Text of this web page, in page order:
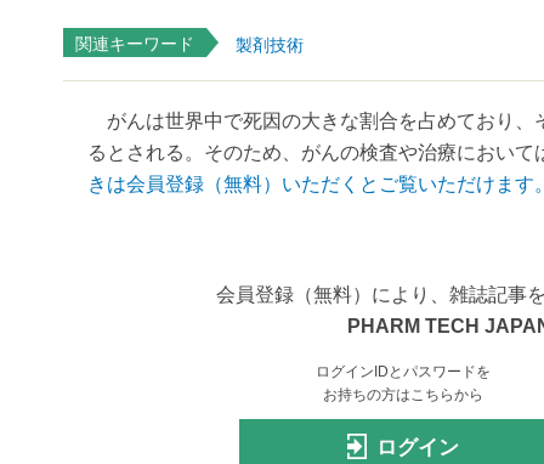
関連キーワード 製剤技術
がんは世界中で死因の大きな割合を占めており、
るとされる。そのため、がんの検査や治療におい
きは会員登録（無料）いただくとご覧いただけます
会員登録（無料）により、雑誌記事
PHARM TECH
ログインIDとパスワードを
お持ちの方はこちらから
ログイン